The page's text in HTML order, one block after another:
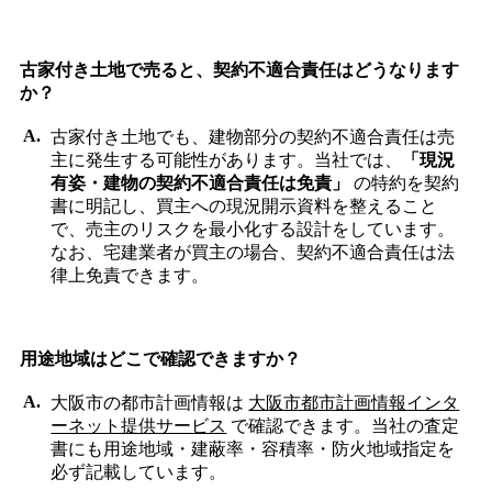
古家付き土地で売ると、契約不適合責任はどうなります
か？
古家付き土地でも、建物部分の契約不適合責任は売
主に発生する可能性があります。当社では、
「現況
有姿・建物の契約不適合責任は免責」
の特約を契約
書に明記し、買主への現況開示資料を整えること
で、売主のリスクを最小化する設計をしています。
なお、宅建業者が買主の場合、契約不適合責任は法
律上免責できます。
用途地域はどこで確認できますか？
大阪市の都市計画情報は 大阪市都市計画情報インタ
ーネット提供サービス で確認できます。当社の査定
書にも用途地域・建蔽率・容積率・防火地域指定を
必ず記載しています。